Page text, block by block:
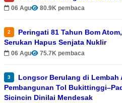
06 Agu 80.9K pembaca
2
Peringati 81 Tahun Bom
Serukan Hapus Senjata Nuklir
06 Agu 75.7K pembaca
3
Longsor Berulang di Lembah
Pembangunan Tol
Sicincin Dinilai Mendesak